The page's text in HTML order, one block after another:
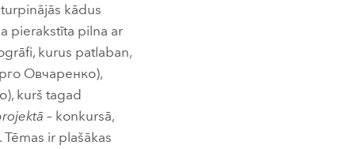
kādus
pierakstīta pilna ar
kurus patlaban,
Овчаренко),
kurš tagad
– konkursā,
ir plašākas